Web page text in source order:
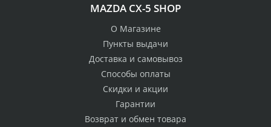
MAZDA CX-5 SHOP
О Магазине
Пункты выдачи
Доставка и самовывоз
Способы оплаты
Скидки и акции
Гарантии
Возврат и обмен товара